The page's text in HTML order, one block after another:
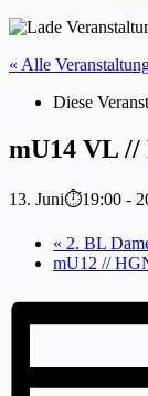
« Alle
Diese
mU14 VL
13. Juni⏱19:00 -
« 2. BL
mU12 //